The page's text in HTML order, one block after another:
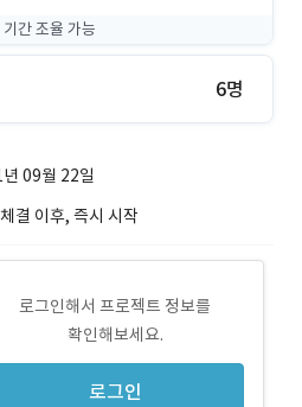
기간 조율 가능
6명
09월 22일
결 이후, 즉시 시작
로그인해서 프로젝트 정보를
확인해보세요.
로그인